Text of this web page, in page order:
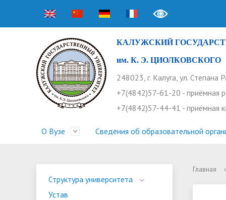
КАЛУЖСКИЙ
им. К. Э. ЦИОЛКОВСКОГО
248023, г. Калуга, ул. Степана
+7(4842)57-61-20 - приёмная
+7(4842)57-44-41 - приёмная
О Вузе
Устав
Профсоюз работников
Сведения об образовательной
Оплата
Профком студентов
Конференции
Часто
Структура университета
Устав
Главная ›